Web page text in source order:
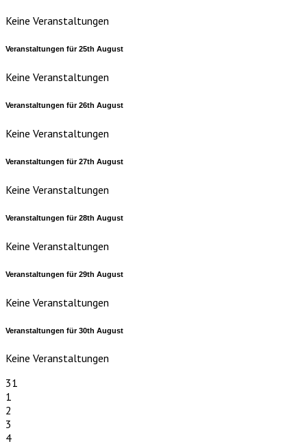
Keine Veranstaltungen
Veranstaltungen für25th August
Keine Veranstaltungen
Veranstaltungen für26th August
Keine Veranstaltungen
Veranstaltungen für27th August
Keine Veranstaltungen
Veranstaltungen für28th August
Keine Veranstaltungen
Veranstaltungen für29th August
Keine Veranstaltungen
Veranstaltungen für30th August
Keine Veranstaltungen
31
1
2
3
4